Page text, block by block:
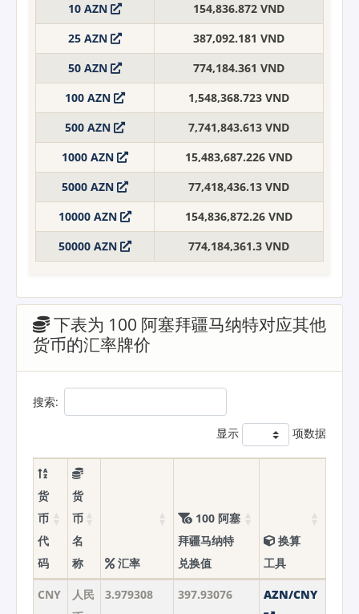
10 AZN
154,836.872 VND
25 AZN
387,092.181 VND
50 AZN
774,184.361 VND
100 AZN
1,548,368.723 VND
500 AZN
7,741,843.613 VND
1000 AZN
15,483,687.226 VND
5000 AZN
77,418,436.13 VND
10000 AZN
154,836,872.26 VND
50000 AZN
774,184,361.3 VND
下表为 100 阿塞拜疆马纳特对应其他
货币的汇率牌价
搜索:
显示 项数据
货
币
代
码
货
币
名
称
汇率
100 阿塞
拜疆马纳特
兑换值
换算
工具
CNY
人民
3.979308 397.93076 AZN/CNY